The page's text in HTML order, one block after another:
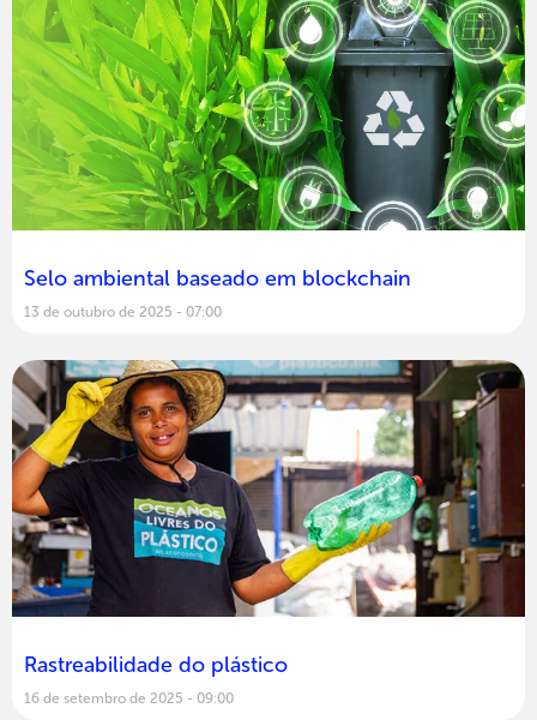
Selo ambiental baseado em blockchain
13 de outubro de 2025 07:00
Rastreabilidade do plástico
16 de setembro de 2025 09:00